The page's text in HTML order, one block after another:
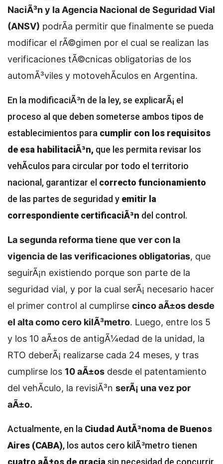
NaciÃ³n y la Agencia Nacional de Seguridad Vial
(ANSV) podrÃ­a permitir que finalmente se pueda
modificar el rÃ©gimen por el cual se realizan las
verificaciones tÃ©cnicas obligatorias de los
automÃ³viles y motovehÃ­culos en Argentina.
En la modificaciÃ³n de la ley, se explicarÃ¡ el
proceso al que deben someterse ambos tipos de
establecimientos para cumplir con los requisitos
de esa habilitaciÃ³n, que les permita revisar los
vehÃ­culos para circular por todo el territorio
nacional, garantizar el correcto funcionamiento
de las partes de seguridad y emitir la
correspondiente certificaciÃ³n del control.
La segunda reforma tiene que ver con la
vigencia de las verificaciones obligatorias, que
seguirÃ¡n existiendo porque son parte de la
seguridad vial, y por la cual serÃ¡ necesario hacer
el primer control al cumplirse cinco aÃ±os desde
el alta como cero kilÃ³metro. Luego, entre los 5
y los 10 aÃ±os de antigÃ¼edad de la unidad, la
RTO deberÃ¡ realizarse cada 24 meses, y tras
cumplirse los 10 aÃ±os desde el patentamiento
del vehÃ­culo, la revisiÃ³n serÃ¡ una vez por
aÃ±o.
Actualmente, en la Ciudad AutÃ³noma de Buenos
Aires (CABA), los autos cero kilÃ³metro tienen
cuatro aÃ±os de gracia sin necesidad de concurrir